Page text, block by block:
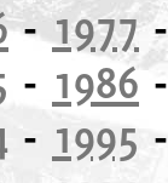
-1977
- 1986
- 1995